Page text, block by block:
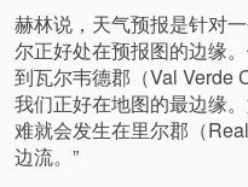
赫林说，天气预报是针对
尔正好处在预报图的边缘
到瓦尔韦德郡（Val Verde
我们正好在地图的最边缘
难就会发生在里尔郡（
边流。”